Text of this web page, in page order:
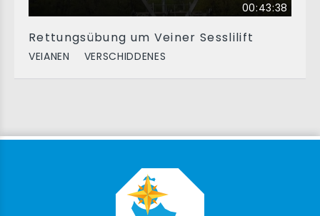
00:43:38
Rettungsübung um Veiner Sesslilift
VEIANEN VERSCHIDDENES